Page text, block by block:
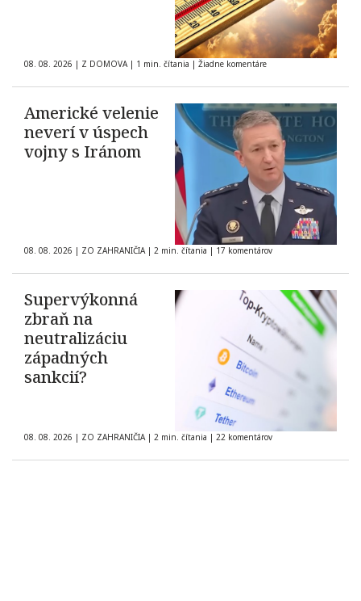
08. 08. 2026 | Z DOMOVA | 1 min. čítania | Žiadne komentáre
Americké velenie
neverí v úspech
vojny s Iránom
08. 08. 2026 | ZO ZAHRANIČIA | 2 min. čítania | 17 komentárov
Supervýkonná
zbraň na
neutralizáciu
západných
sankcií?
08. 08. 2026 | ZO ZAHRANIČIA | 2 min. čítania | 22 komentárov